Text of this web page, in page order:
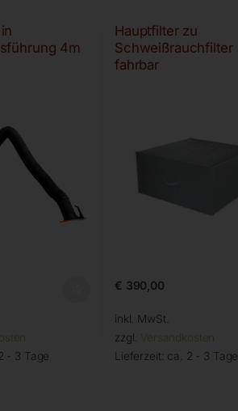
4m
- 3 Tage
Hauptfilter zu
Schweißrauchfilter
fahrbar
€ 390,00
inkl. MwSt.
zzgl. Versandkosten
Lieferzeit: ca. 2 - 3 Tage